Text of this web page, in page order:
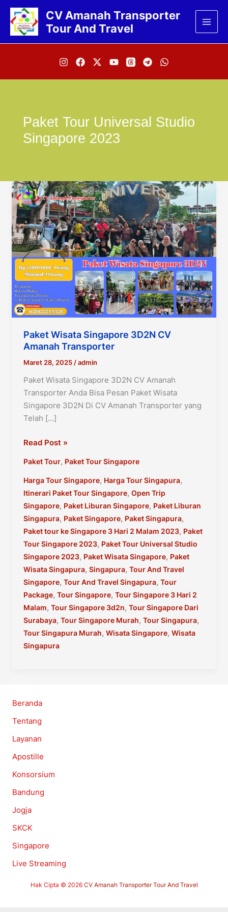
Lewati
konten
CV Amanah Transporter
Tour And Travel
Paket Tour Universal Studio
Singapore 2023
Paket Wisata Singapore 3D2N CV
Amanah Transporter
Maret 28, 2025 /admin
Paket Wisata Singapore 3D2N CV Amanah
Transporter Anda Bisa Pesan Paket Wisata
Singapore 3D2N Di CV Amanah Transporter yang
Telah […]
Paket
Singapore
3D2N
CV
Amanah
Transporter
Read Post »
Paket Tour, Paket Tour Singapore
Harga Tour Singapore, Harga Tour Singapura,
Itinerari Paket Tour Singapore, Open Trip
Singapore, Paket Liburan Singapore, Paket Liburan
Singapura, Paket Singapore, Paket Singapura,
Paket tour ke Singapore 3 Hari 2 Malam 2023, Paket
Tour Singapore 2023, Paket Tour Universal Studio
Singapore 2023, Paket Wisata Singapore, Paket
Wisata Singapura, Singapura, Tour And Travel
Singapore, Tour And Travel Singapura, Tour
Package, Tour Singapore, Tour Singapore 3 Hari 2
Malam, Tour Singapore 3d2n, Tour Singapore Dari
Surabaya, Tour Singapore Murah, Tour Singapura,
Tour Singapura Murah, Wisata Singapore, Wisata
Singapura
Beranda
Tentang
Layanan
Apostille
Konsorsium
Bandung
Jogja
SKCK
Singapore
Live Streaming
Hak Cipta © 2026 CV Amanah Transporter Tour And Travel